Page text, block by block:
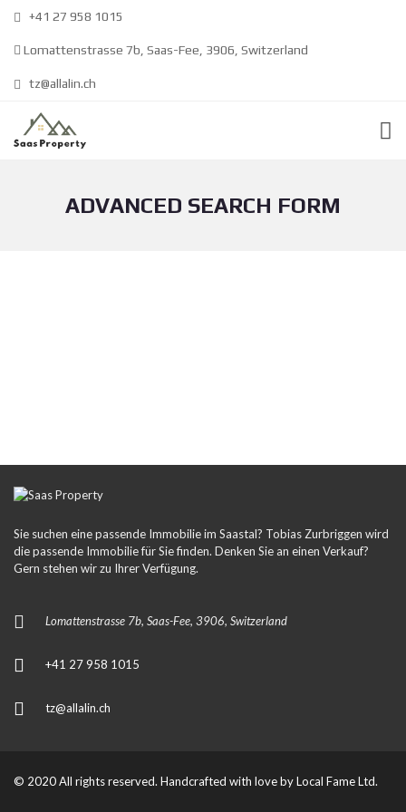
+41 27 958 1015
Lomattenstrasse 7b, Saas-Fee, 3906, Switzerland
tz@allalin.ch
ADVANCED SEARCH FORM
Sie suchen eine passende Immobilie im Saastal? Tobias Zurbriggen wird
die passende Immobilie für Sie finden. Denken Sie an einen Verkauf?
Gern stehen wir zu Ihrer Verfügung.
Lomattenstrasse 7b, Saas-Fee, 3906, Switzerland
+41 27 958 1015
tz@allalin.ch
© 2020 All rights reserved. Handcrafted with love byLocal Fame Ltd.